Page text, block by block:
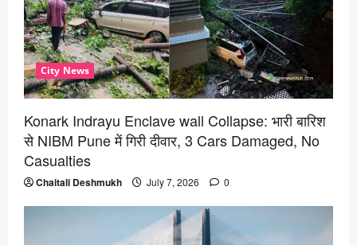
City News
Konark Indrayu Enclave wall Collapse: भारी बारिश
से NIBM Pune में गिरी दीवार, 3 Cars Damaged, No
Casualties
Chaitali Deshmukh July 7, 2026 0